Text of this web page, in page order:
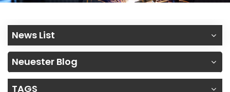
News List
Neuester Blog
TAGS